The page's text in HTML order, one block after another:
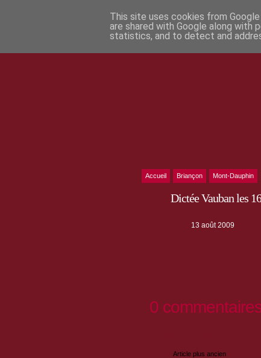
Accueil Briançon Mont-Dauphin
Dictée Vauban les
13 août 2009
0
Article plus ancien
This site uses cookies from
are shared with Google along with
statistics, and to detect and